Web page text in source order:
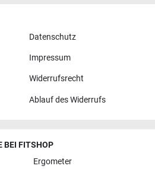
Datenschutz
Impressum
Widerrufsrecht
Ablauf des Widerrufs
BEI FITSHOP
Ergometer